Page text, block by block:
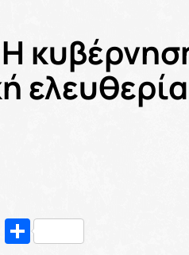
Messenger
Μοιραστείτε